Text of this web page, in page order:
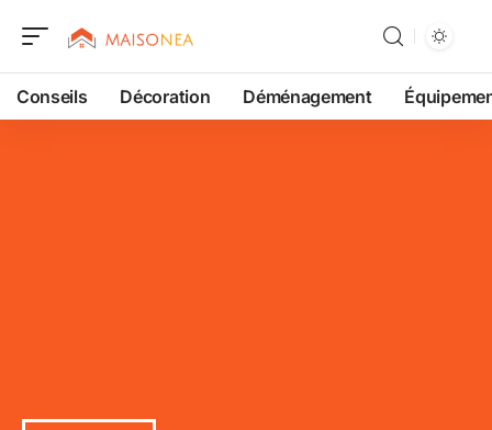
Conseils Décoration Déménagement